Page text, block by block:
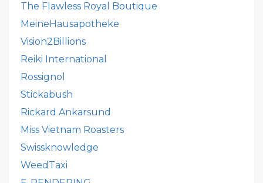
The Flawless Royal Boutique
MeineHausapotheke
Vision2Billions
Reiki International
Rossignol
Stickabush
Rickard Ankarsund
Miss Vietnam Roasters
Swissknowledge
WeedTaxi